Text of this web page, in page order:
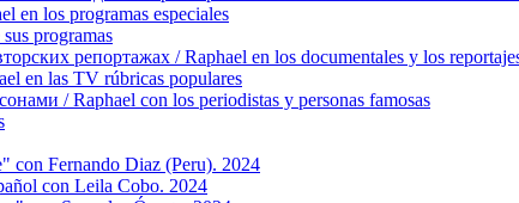
en los programas especiales
programas
репортажах / Raphael en los documentales y los
en las TV rúbricas populares
/ Raphael con los periodistas y personas famosas
con Fernando Diaz (Peru). 2024
con Leila Cobo. 2024